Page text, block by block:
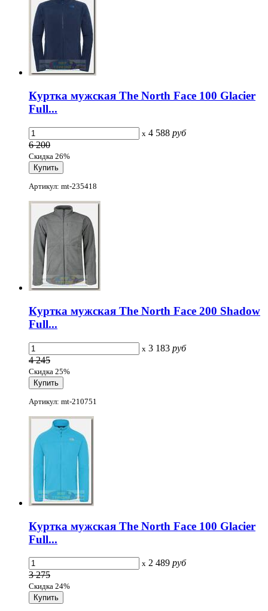
Куртка мужская The North Face 100 Glacier
Full...
x 4 588 руб
6 200
Скидка 26%
Артикул: mt-235418
Куртка мужская The North Face 200 Shadow
Full...
x 3 183 руб
4 245
Скидка 25%
Артикул: mt-210751
Куртка мужская The North Face 100 Glacier
Full...
x 2 489 руб
3 275
Скидка 24%